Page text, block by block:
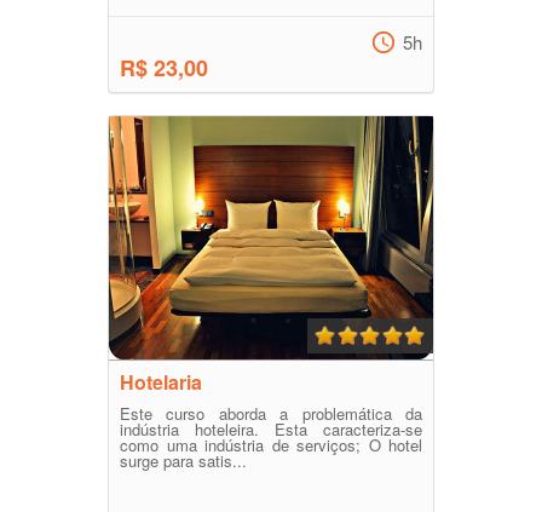
R$ 23,00
5h
Hotelaria
Este curso aborda a problemática da
indústria hoteleira. Esta caracteriza-se
como uma indústria de serviços; O hotel
surge para satis...